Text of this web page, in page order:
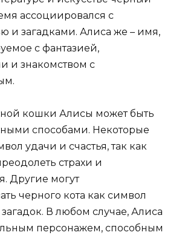
ассоциировался с
и загадками. Алиса же – имя,
с фантазией,
и знакомством с
кошки Алисы может быть
способами. Некоторые
удачи и счастья, так как
страхи и
Другие могут
черного кота как символ
В любом случае, Алиса
персонажем, способным